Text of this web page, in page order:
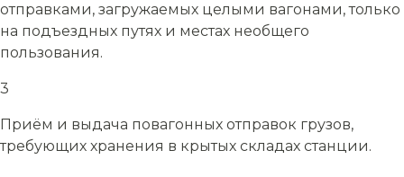
отправками, загружаемых целыми вагонами, только
на подъездных путях и местах необщего
пользования.
3
Приём и выдача повагонных отправок грузов,
требующих хранения в крытых складах станции.